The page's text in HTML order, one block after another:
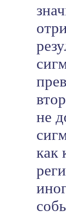
не
как